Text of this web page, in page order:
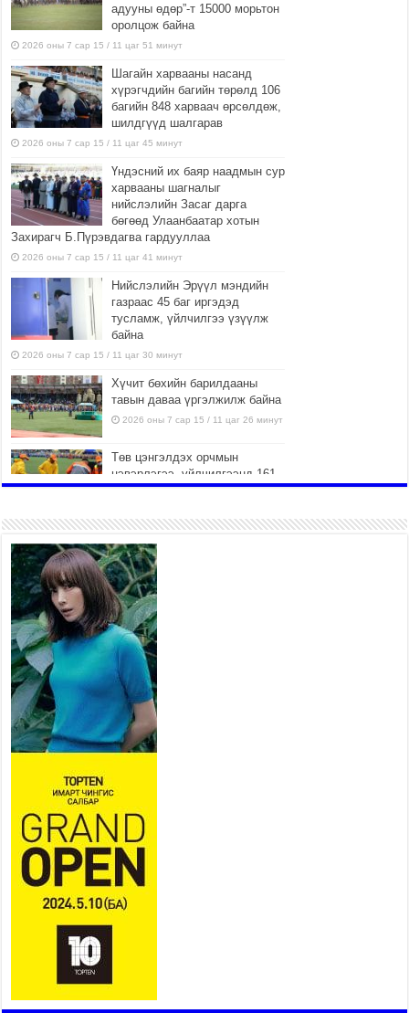
адууны өдөр”-т 15000 морьтон
оролцож байна
2026 оны 7 сар 15 / 11 цаг 51 минут
Шагайн харвааны насанд
хүрэгчдийн багийн төрөлд 106
багийн 848 харваач өрсөлдөж,
шилдгүүд шалгарав
2026 оны 7 сар 15 / 11 цаг 45 минут
Үндэсний их баяр наадмын сур
харвааны шагналыг
нийслэлийн Засаг дарга
бөгөөд Улаанбаатар хотын
Захирагч Б.Пүрэвдагва гардууллаа
2026 оны 7 сар 15 / 11 цаг 41 минут
Нийслэлийн Эрүүл мэндийн
газраас 45 баг иргэдэд
тусламж, үйлчилгээ үзүүлж
байна
2026 оны 7 сар 15 / 11 цаг 30 минут
Хүчит бөхийн барилдааны
тавын даваа үргэлжилж байна
2026 оны 7 сар 15 / 11 цаг 26 минут
Төв цэнгэлдэх орчмын
цэвэрлэгээ, үйлчилгээнд 161
ажилтан, 27 техниктэй
2026 оны 7 сар 15 / 11 цаг 22 минут
Наадмын амралтын өдрүүдэд
нийслэлийн эрүүл мэндийн
байгууллагууд дараах
хуваарийн дагуу ажиллана
2026 оны 7 сар 15 / 11 цаг 18 минут
Үндэсний их баяр наадам
эхэллээ
2026 оны 7 сар 15 / 11 цаг 14 минут
Үер усны аюулаас сэргийлж, нийслэлийн Онцгой
байдлын газрын 162 алба хаагч үүрэг гүйцэтгэж
2026 оны 7 сар 15 / 11 цаг 07 минут
Үндэсний их сурын харваанд 850 харваач цэц
мэргэнээ сорьж байна
2026 оны 7 сар 15 / 11 цаг 03 минут
Төв цэнгэлдэхийн эргэн тойронд
2026 оны 7 сар 15 / 10 цаг 58 минут
Үндэсний их баяр наадмын шагайн харваа
насанд хүрэгчдийн багийн харваагаар
үргэлжилж байна
2026 оны 7 сар 15 / 10 цаг 52 минут
Үндэсний их баяр наадмын хүчит бөхийн